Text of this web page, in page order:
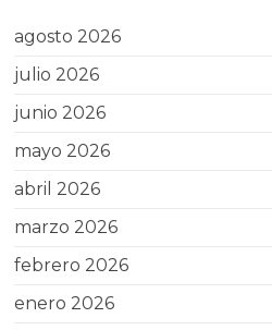
agosto 2026
julio 2026
junio 2026
mayo 2026
abril 2026
marzo 2026
febrero 2026
enero 2026